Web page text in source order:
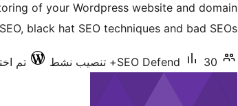
of your Wordpress website and domain
black hat SEO techniques and bad SEOs.
SEO Defend 30+ تنصيب نشط تم